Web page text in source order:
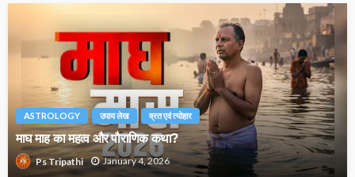
ASTROLOGY उपाय लेख व्रत एवं त्योहार
माघ माह का महत्व और पौराणिक कथा?
Ps Tripathi January 4, 2026